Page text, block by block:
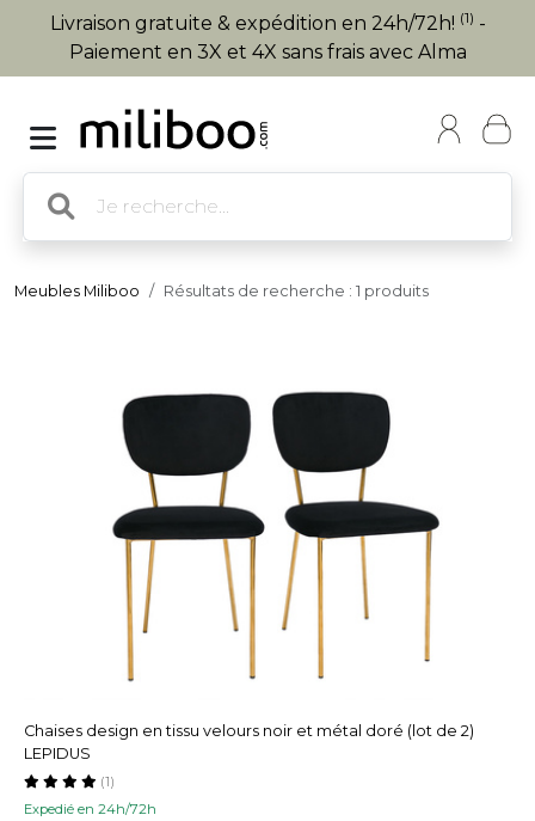
Livraison gratuite & expédition en 24h/72h! (1) -
Paiement en 3X et 4X sans frais avec Alma
Meubles Miliboo Résultats de recherche : 1 produits
Chaises design en tissu velours noir et métal doré (lot de 2)
LEPIDUS
Expedié en 24h/72h
(1)